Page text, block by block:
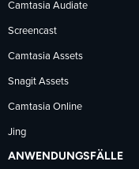
Camtasia Audiate
Screencast
Camtasia Assets
Snagit Assets
Camtasia Online
Jing
ANWENDUNGSFÄLLE